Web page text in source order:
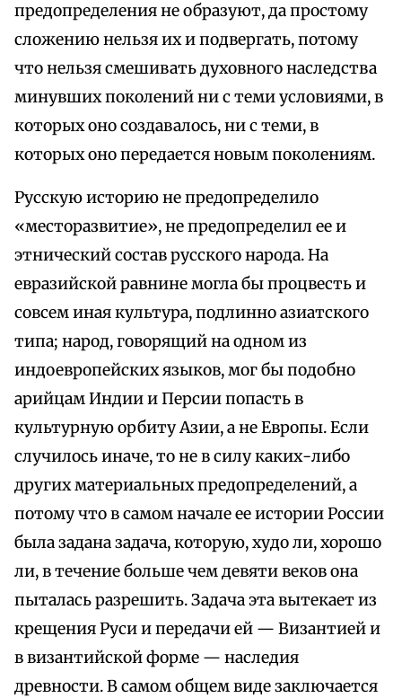
предопределения не образуют, да простому
сложению нельзя их и подвергать, потому
что нельзя смешивать духовного наследства
минувших поколений ни с теми условиями, в
которых оно создавалось, ни с теми, в
которых оно передается новым поколениям.
Русскую историю не предопределило
«месторазвитие», не предопределил ее и
этнический состав русского народа. На
евразийской равнине могла бы процвесть и
совсем иная культура, подлинно азиатского
типа; народ, говорящий на одном из
индоевропейских языков, мог бы подобно
арийцам Индии и Персии попасть в
культурную орбиту Азии, а не Европы. Если
случилось иначе, то не в силу каких-либо
других материальных предопределений, а
потому что в самом начале ее истории России
была задана задача, которую, худо ли, хорошо
ли, в течение больше чем девяти веков она
пыталась разрешить. Задача эта вытекает из
крещения Руси и передачи ей — Византией и
в византийской форме — наследия
древности. В самом общем виде заключается